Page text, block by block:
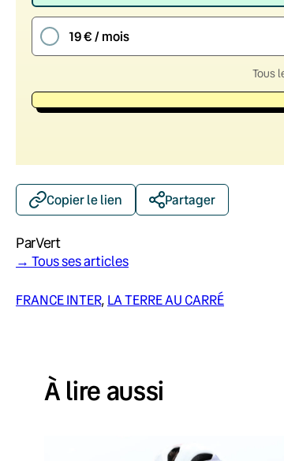
19 € / mois
Tous
Copier le lien Partager
ParVert
→ Tous ses articles
FRANCE INTER, LA TERRE AU CARRÉ
À lire aussi